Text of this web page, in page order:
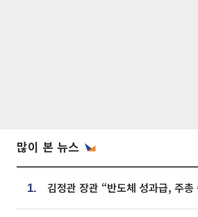
많이 본 뉴스
1.